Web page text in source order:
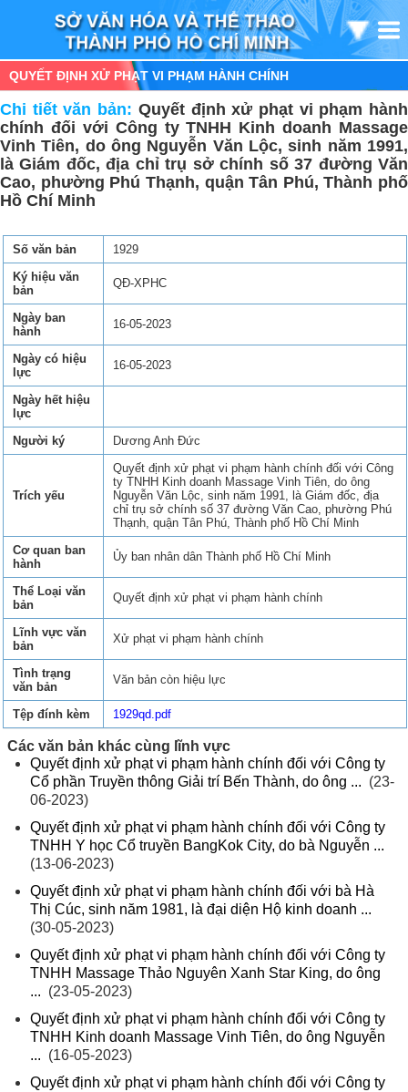
QUYẾT ĐỊNH XỬ PHẠT VI PHẠM HÀNH CHÍNH
Chi tiết văn bản: Quyết định xử phạt vi phạm hành
chính đối với Công ty TNHH Kinh doanh Massage
Vinh Tiên, do ông Nguyễn Văn Lộc, sinh năm 1991,
là Giám đốc, địa chỉ trụ sở chính số 37 đường Văn
Cao, phường Phú Thạnh, quận Tân Phú, Thành phố
Hồ Chí Minh
Số văn bản
1929
Ký hiệu văn
bản
QĐ-XPHC
Ngày ban
hành
16-05-2023
Ngày có hiệu
lực
16-05-2023
Ngày hết hiệu
lực
Người ký
Dương Anh Đức
Trích yếu
Quyết định xử phạt vi phạm hành chính đối với Công
ty TNHH Kinh doanh Massage Vinh Tiên, do ông
Nguyễn Văn Lộc, sinh năm 1991, là Giám đốc, địa
chỉ trụ sở chính số 37 đường Văn Cao, phường Phú
Thạnh, quận Tân Phú, Thành phố Hồ Chí Minh
Cơ quan ban
hành
Ủy ban nhân dân Thành phố Hồ Chí Minh
Thể Loại văn
bản
Quyết định xử phạt vi phạm hành chính
Lĩnh vực văn
bản
Xử phạt vi phạm hành chính
Tình trạng
văn bản
Văn bản còn hiệu lực
Tệp đính kèm 1929qd.pdf
Các văn bản khác cùng lĩnh vực
Quyết định xử phạt vi phạm hành chính đối với Công ty
Cổ phần Truyền thông Giải trí Bến Thành, do ông ... (23-
06-2023)
Quyết định xử phạt vi phạm hành chính đối với Công ty
TNHH Y học Cổ truyền BangKok City, do bà Nguyễn ...
(13-06-2023)
Quyết định xử phạt vi phạm hành chính đối với bà Hà
Thị Cúc, sinh năm 1981, là đại diện Hộ kinh doanh ...
(30-05-2023)
Quyết định xử phạt vi phạm hành chính đối với Công ty
TNHH Massage Thảo Nguyên Xanh Star King, do ông
... (23-05-2023)
Quyết định xử phạt vi phạm hành chính đối với Công ty
TNHH Kinh doanh Massage Vinh Tiên, do ông Nguyễn
... (16-05-2023)
Quyết định xử phạt vi phạm hành chính đối với Công ty